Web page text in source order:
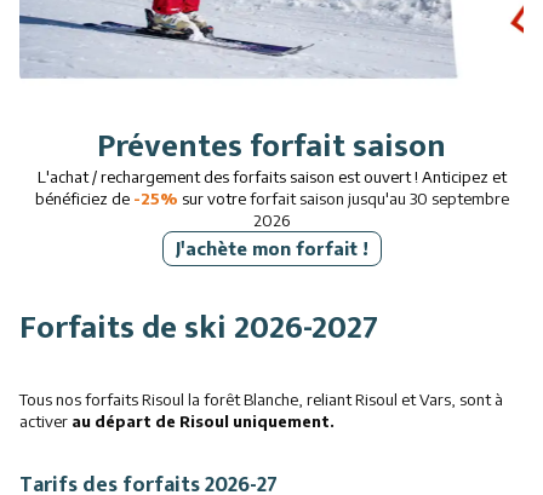
Préventes forfait saison
L'achat / rechargement des forfaits saison est ouvert ! Anticipez et
bénéficiez de -25% sur votreforfait saison jusqu'au 30 septembre
2026
J'achète mon forfait !
Forfaits de ski 2026-2027
Tous nos forfaits Risoul la forêt Blanche, reliant Risoul et Vars, sont à
activer au départ de Risoul uniquement.
Tarifs des forfaits 2026-27